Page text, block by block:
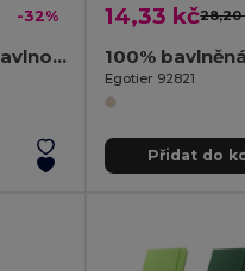
-32%
Zástěra s recyklovanou bavlnou (140 g/m²)
14,33 kč28,20
100%
Egotier 92821
Přidat do